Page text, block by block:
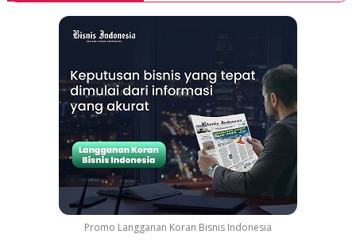
Promo Langganan Koran Bisnis Indonesia